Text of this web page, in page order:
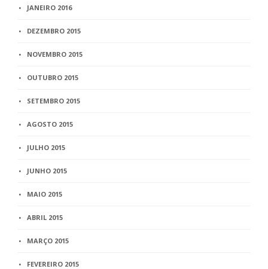
JANEIRO 2016
DEZEMBRO 2015
NOVEMBRO 2015
OUTUBRO 2015
SETEMBRO 2015
AGOSTO 2015
JULHO 2015
JUNHO 2015
MAIO 2015
ABRIL 2015
MARÇO 2015
FEVEREIRO 2015